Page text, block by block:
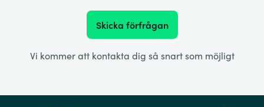
Skicka förfrågan
Vi kommer att kontakta dig så snart som möjligt